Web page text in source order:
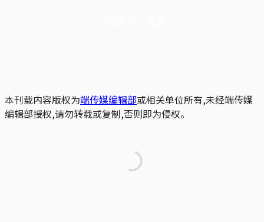
本刊载内容版权为端传媒编辑部或相关单位所有,未经端传媒
编辑部授权,请勿转载或复制,否则即为侵权。